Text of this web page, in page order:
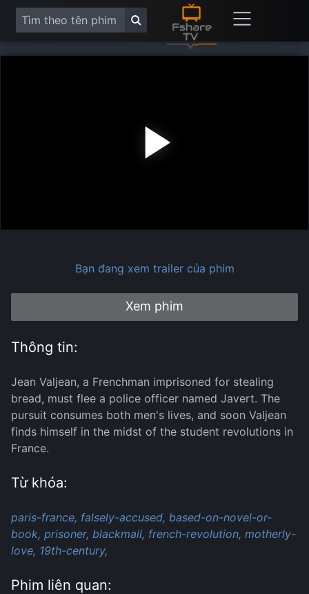
Bạn đang xem trailer của phim
Xem phim
Thông tin:
Jean Valjean, a Frenchman imprisoned for stealing
bread, must flee a police officer named Javert. The
pursuit consumes both men's lives, and soon Valjean
finds himself in the midst of the student revolutions in
France.
Từ khóa:
paris-france, falsely-accused, based-on-novel-or-
book, prisoner, blackmail, french-revolution, motherly-
love, 19th-century,
Phim liên quan: